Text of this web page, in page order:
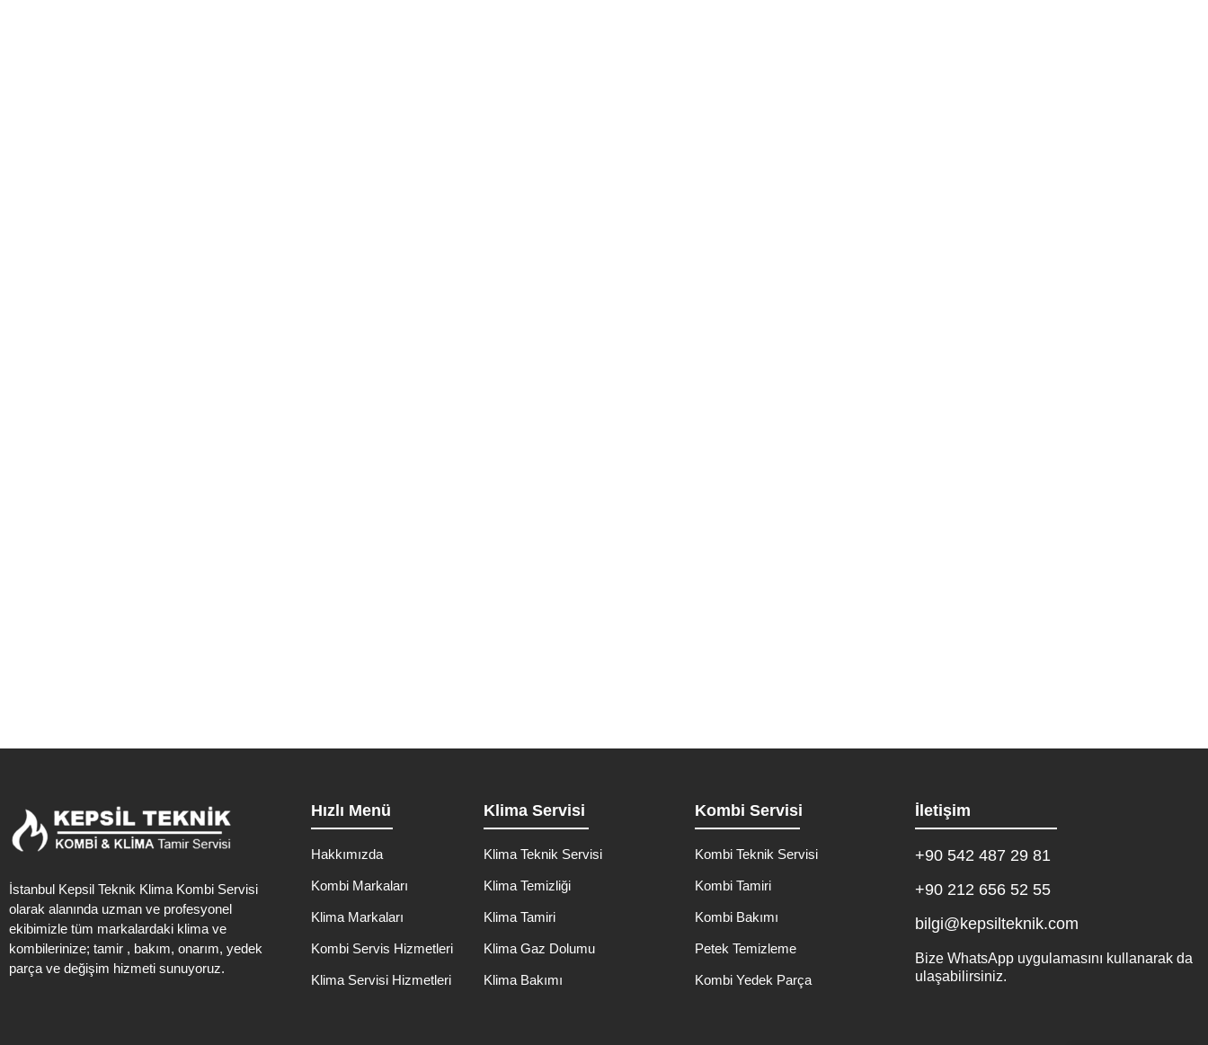
İstanbul Kepsil Teknik Klima Kombi Servisi
olarak alanında uzman ve profesyonel
ekibimizle tüm markalardaki klima ve
kombilerinize; tamir , bakım, onarım, yedek
parça ve değişim hizmeti sunuyoruz.
Hızlı Menü
Hakkımızda
Kombi Markaları
Klima Markaları
Kombi Servis Hizmetleri
Klima Servisi Hizmetleri
Klima Servisi
Klima Teknik Servisi
Klima Temizliği
Klima Tamiri
Klima Gaz Dolumu
Klima Bakımı
Kombi Servisi
Kombi Teknik Servisi
Kombi Tamiri
Kombi Bakımı
Petek Temizleme
Kombi Yedek Parça
İletişim
+90 542 487 29 81
+90 212 656 52 55
bilgi@kepsilteknik.com
Bize WhatsApp uygulamasını kullanarak da
ulaşabilirsiniz.